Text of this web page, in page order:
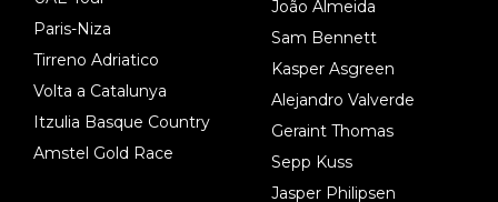
Paris-Niza
Tirreno Adriatico
Volta a Catalunya
Itzulia Basque Country
Amstel Gold Race
João Almeida
Sam Bennett
Kasper Asgreen
Alejandro Valverde
Geraint Thomas
Sepp Kuss
Jasper Philipsen